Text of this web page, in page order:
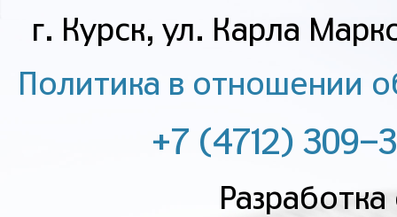
г. Курск, ул. Карла
Политика в отношении
+7 (4712) 309-